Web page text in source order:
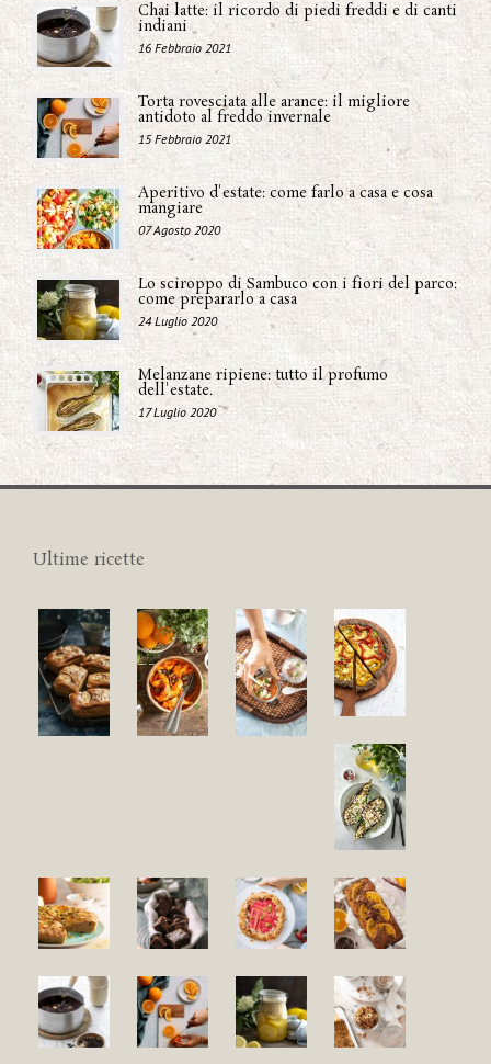
Chai latte: il ricordo di piedi freddi e di canti
indiani
16 Febbraio 2021
Torta rovesciata alle arance: il migliore
antidoto al freddo invernale
15 Febbraio 2021
Aperitivo d'estate: come farlo a casa e cosa
mangiare
07 Agosto 2020
Lo sciroppo di Sambuco con i fiori del parco:
come prepararlo a casa
24 Luglio 2020
Melanzane ripiene: tutto il profumo
dell'estate.
17 Luglio 2020
Ultime ricette